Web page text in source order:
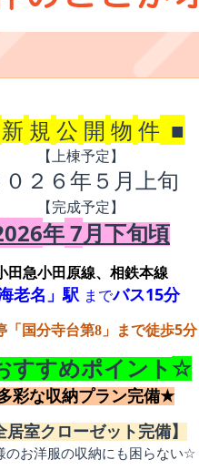
新 規 公 開 物 件■
【上棟予定】
０２６年 ５ 月上旬
【完成予定】
年7月下旬頃
田急小田原線、相鉄本線
海老名」駅 までバス15分
「国分寺台第8 」まで徒歩5分
すすめポイント ☆
彩な収納プラン完備★
居室クローゼット完備】
のお洋服の収納にも困らない☆